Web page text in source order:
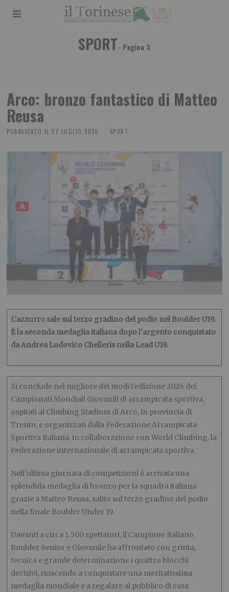
SPORT- Pagina 3
Arco: bronzo fantastico di Matteo
Reusa
PUBBLICATO IL 27 LUGLIO 2026 SPORT
L’azzurro sale sul terzo gradino del podio nel Boulder U19.
È la seconda medaglia italiana dopo l’argento conquistato
da Andrea Ludovico Chelleris nella Lead U19.
Si conclude nel migliore dei modi l’edizione 2026 dei
Campionati Mondiali Giovanili di arrampicata sportiva,
ospitati al Climbing Stadium di Arco, in provincia di
Trento, e organizzati dalla Federazione Arrampicata
Sportiva Italiana, in collaborazione con World Climbing, la
Federazione internazionale di arrampicata sportiva.
Nell’ultima giornata di competizioni è arrivata una
splendida medaglia di bronzo per la squadra italiana
grazie a Matteo Reusa, salito sul terzo gradino del podio
nella finale Boulder Under 19.
Davanti a circa 1.500 spettatori, il Campione Italiano
Boulder Senior e Giovanile ha affrontato con grinta,
tecnica e grande determinazione i quattro blocchi
decisivi, riuscendo a conquistare una meritatissima
medaglia mondiale e a regalare al pubblico di casa